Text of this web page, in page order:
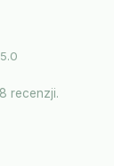
recenzji.